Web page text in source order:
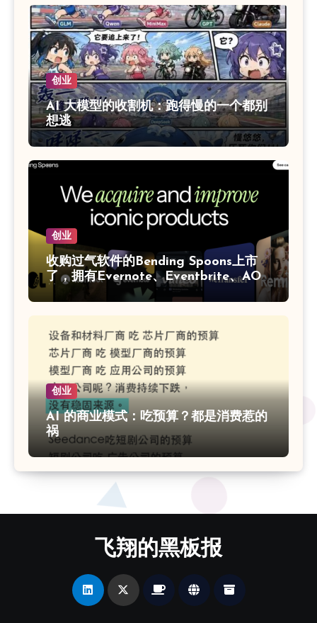
创业
AI 大模型的收割机：跑得慢的一个都别
想逃
创业
收购过气软件的Bending Spoons‌上市
了，拥有Evernote、Eventbrite、AOL
创业
AI 的商业模式：吃预算？都是消费惹的
祸
飞翔的黑板报